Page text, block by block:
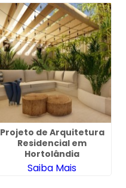
Projeto de Arquitetura
Residencial em
Hortolândia
Saiba Mais